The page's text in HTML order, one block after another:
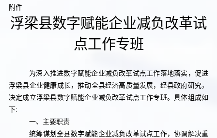
附件
浮梁县数字赋能企业减负改革试
点工作专班
为深入推进数字赋能企业减负改革试点工作落地落实，促进
浮梁县企业健康成长，推动全县经济高质量发展，经县政府研究，
决定成立浮梁县数字赋能企业减负改革试点工作专班。具体组成如
下:
一、主要职责
统筹谋划全县数字赋能企业减负改革试点工作，协调解决重